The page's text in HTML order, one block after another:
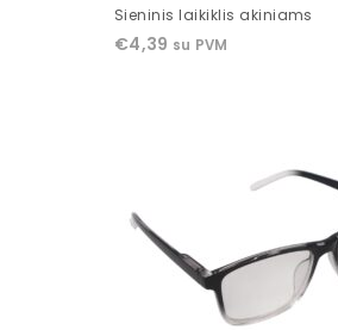
0
of
Sieninis laikiklis akiniams
€4,39 su PVM